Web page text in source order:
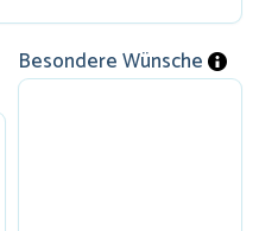
Besondere Wünsche